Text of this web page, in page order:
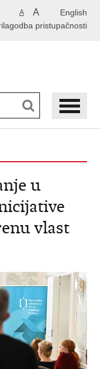
English
A A
pristupačnosti
u
vlast